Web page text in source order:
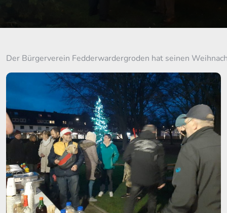
Der Bürgerverein Fedderwardergroden hat seinen